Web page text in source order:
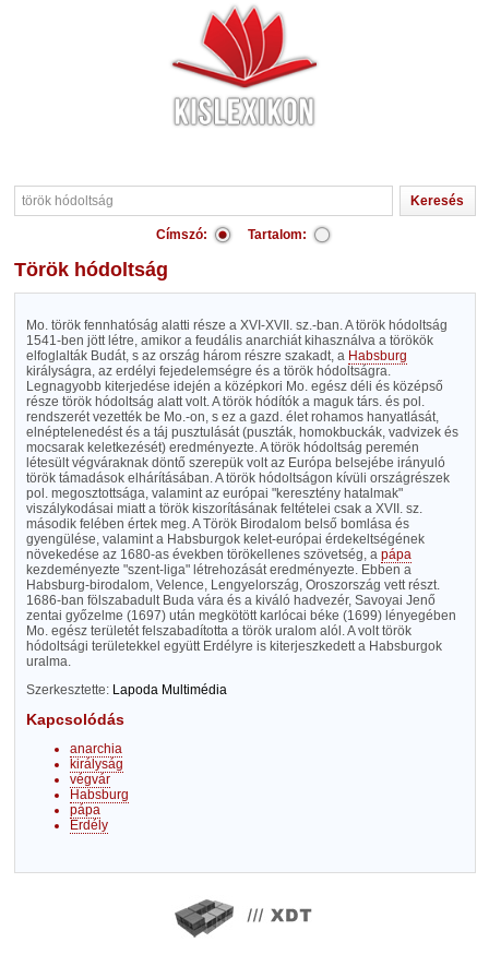
Címszó: Tartalom:
török hódoltság
Mo. török fennhatóság alatti része a XVI-XVII. sz.-ban. A török hódoltság
1541-ben jött létre, amikor a feudális anarchiát kihasználva a törökök
elfoglalták Budát, s az ország három részre szakadt, a Habsburg
királyságra, az erdélyi fejedelemségre és a török hódoltságra.
Legnagyobb kiterjedése idején a középkori Mo. egész déli és középső
része török hódoltság alatt volt. A török hódítók a maguk társ. és pol.
rendszerét vezették be Mo.-on, s ez a gazd. élet rohamos hanyatlását,
elnéptelenedést és a táj pusztulását (puszták, homokbuckák, vadvizek és
mocsarak keletkezését) eredményezte. A török hódoltság peremén
létesült végváraknak döntő szerepük volt az Európa belsejébe irányuló
török támadások elhárításában. A török hódoltságon kívüli országrészek
pol. megosztottsága, valamint az európai "keresztény hatalmak"
viszálykodásai miatt a török kiszorításának feltételei csak a XVII. sz.
második felében értek meg. A Török Birodalom belső bomlása és
gyengülése, valamint a Habsburgok kelet-európai érdekeltségének
növekedése az 1680-as években törökellenes szövetség, a pápa
kezdeményezte "szent-liga" létrehozását eredményezte. Ebben a
Habsburg-birodalom, Velence, Lengyelország, Oroszország vett részt.
1686-ban fölszabadult Buda vára és a kiváló hadvezér, Savoyai Jenő
zentai győzelme (1697) után megkötött karlócai béke (1699) lényegében
Mo. egész területét felszabadította a török uralom alól. A volt török
hódoltsági területekkel együtt Erdélyre is kiterjeszkedett a Habsburgok
uralma.
Szerkesztette: Lapoda Multimédia
Kapcsolódás
anarchia
királyság
végvár
Habsburg
pápa
Erdély